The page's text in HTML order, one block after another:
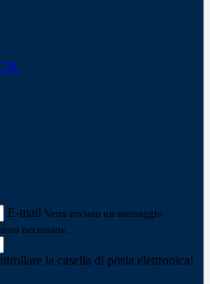
E-mail Verrà inviato un messaggio
necessarie.
la casella di posta elettronica!